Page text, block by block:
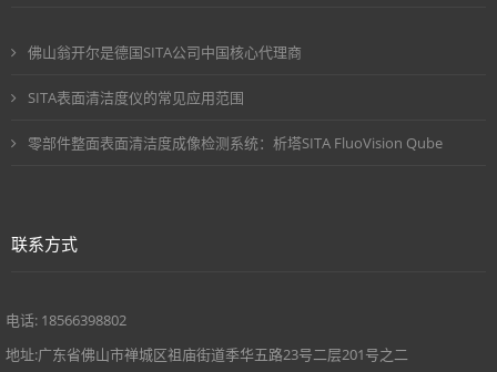
佛山翁开尔是德国SITA公司中国核心代理商
SITA表面清洁度仪的常见应用范围
零部件整面表面清洁度成像检测系统：析塔SITA FluoVision Qube
联系方式
电话: 18566398802
地址:广东省佛山市禅城区祖庙街道季华五路23号二层201号之二